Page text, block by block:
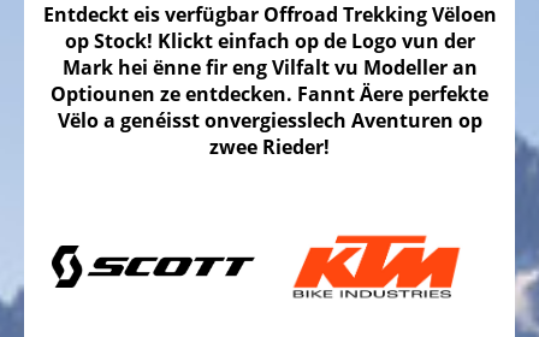
Vëloen
Offroad
Trekking
Vëloen
Tandem
Vëloen
Entdeckt eis verfügbar Offroad Trekking Vëloen
op Stock! Klickt einfach op de Logo vun der
Mark hei ënne fir eng Vilfalt vu Modeller an
Optiounen ze entdecken. Fannt Äere perfekte
Vëlo a genéisst onvergiesslech Aventuren op
zwee Rieder!